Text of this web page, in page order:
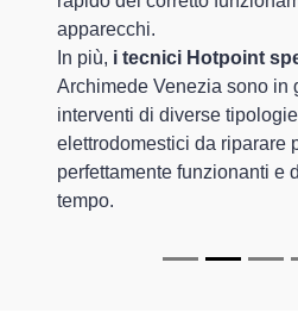
apparecchi.
In più, i tecnici Hotpoint
Archimede Venezia sono in
interventi di diverse
elettrodomestici da riparare
perfettamente funzionanti e
tempo.